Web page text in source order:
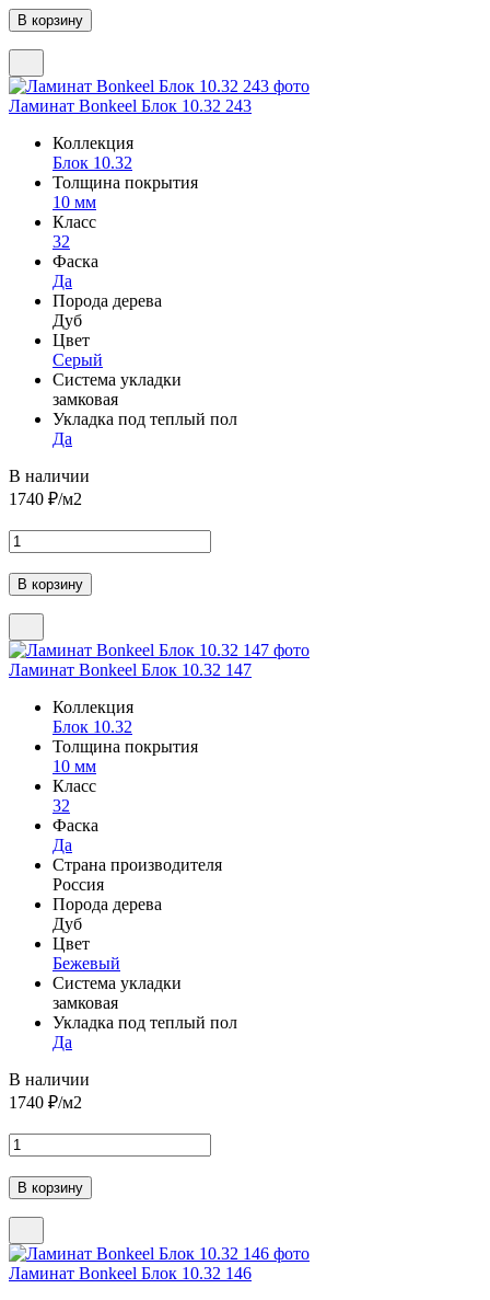
Ламинат Bonkeel Блок 10.32 243
Коллекция
Блок 10.32
Толщина покрытия
10 мм
Класс
32
Фаска
Да
Порода дерева
Дуб
Цвет
Серый
Система укладки
замковая
Укладка под теплый пол
Да
В наличии
1740 ₽/м2
Ламинат Bonkeel Блок 10.32 147
Коллекция
Блок 10.32
Толщина покрытия
10 мм
Класс
32
Фаска
Да
Страна производителя
Россия
Порода дерева
Дуб
Цвет
Бежевый
Система укладки
замковая
Укладка под теплый пол
Да
В наличии
1740 ₽/м2
Ламинат Bonkeel Блок 10.32 146